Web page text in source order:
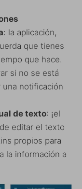
: la aplicación,
que tienes
que hace.
si no se está
notificación
de texto: ¡el
editar el texto
propios para
la información a